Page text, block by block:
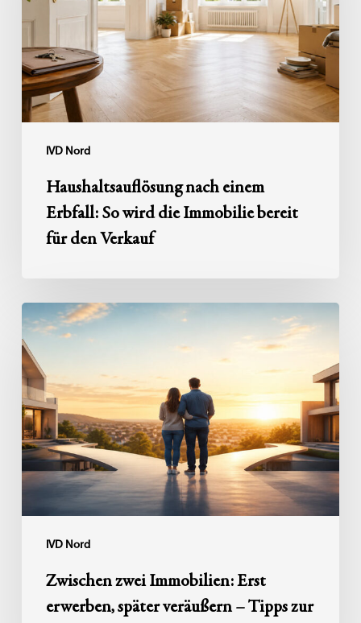
IVD Nord
die
Immobilie
bereit
für
Haushaltsauflösung nach einem
Erbfall: So wird die Immobilie bereit
für den Verkauf
IVD Nord
Zwischen
zwei
Immobilien:
Erst
erwerben,
später
veräußern
–
Tipps
zur
Zwischenfinanzierung
Zwischen zwei Immobilien: Erst
erwerben, später veräußern – Tipps zur